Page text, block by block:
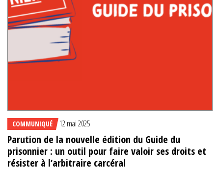
COMMUNIQUÉ 12 mai 2025
Parution de la nouvelle édition du Guide du
prisonnier : un outil pour faire valoir ses droits et
résister à l’arbitraire carcéral